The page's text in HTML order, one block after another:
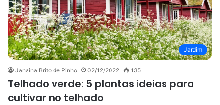
Jardim
Janaina Brito de Pinho 02/12/2022 135
Telhado verde: 5 plantas ideias para
cultivar no telhado